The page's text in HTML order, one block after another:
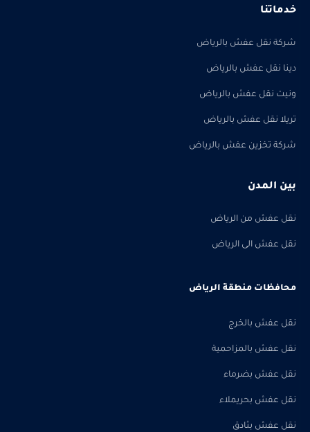
خدماتنا
شركة نقل عفش بالرياض
دينا نقل عفش بالرياض
ونيت نقل عفش بالرياض
تريلا نقل عفش بالرياض
شركة تخزين عفش بالرياض
بين المدن
نقل عفش من الرياض
نقل عفش الى الرياض
محافظات منطقة الرياض
نقل عفش بالخرج
نقل عفش بالمزاحمية
نقل عفش بضرماء
نقل عفش بحريملاء
نقل عفش بثادق